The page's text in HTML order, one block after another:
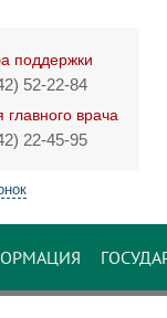
поддержки
52-22-84
врача
22-45-95